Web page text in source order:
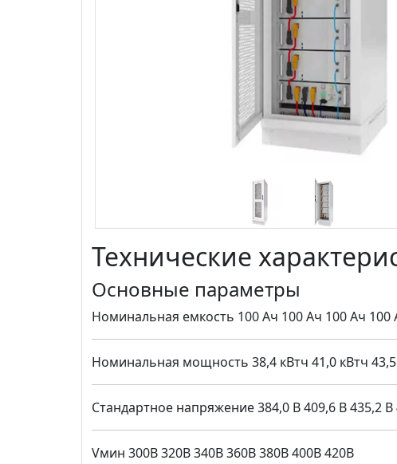
Технические
Основные параметры
Номинальная емкость 100 Ач 100 Ач 100 Ач 100
Номинальная мощность 38,4 кВтч 41,0 кВтч 43,5
Стандартное напряжение 384,0 В 409,6 В 435,2 В
Vмин 300В 320В 340В 360В 380В 400В 420В